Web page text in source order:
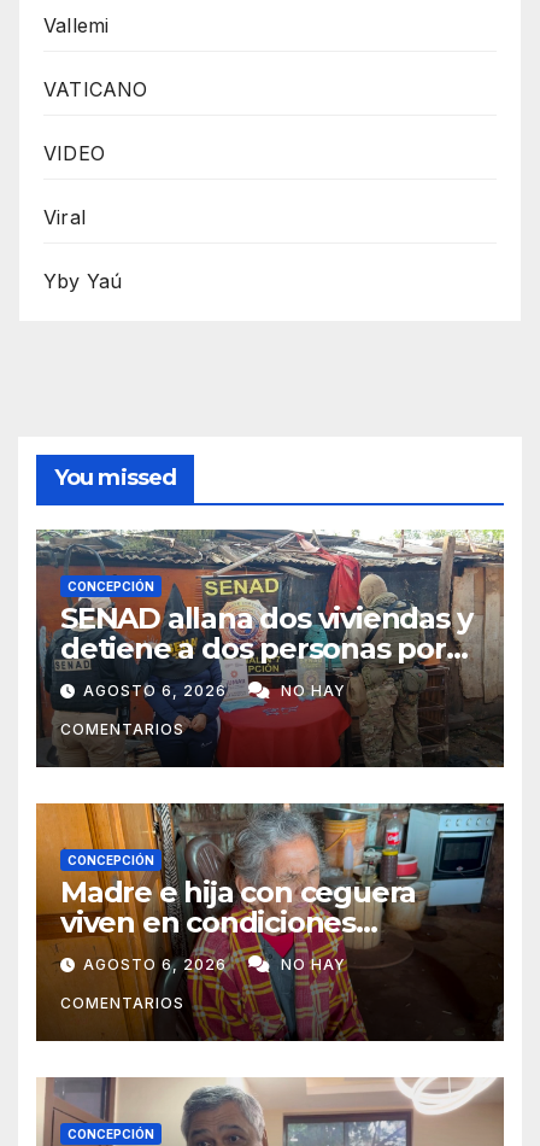
Vallemi
VATICANO
VIDEO
Viral
Yby Yaú
You missed
CONCEPCIÓN
SENAD allana dos viviendas y
detiene a dos personas por
presunto microtráfico en
Concepción
AGOSTO 6, 2026 NO HAY
COMENTARIOS
CONCEPCIÓN
Madre e hija con ceguera
viven en condiciones
precarias y vecinos impulsan
campaña solidaria para
ayudarlas
AGOSTO 6, 2026 NO HAY
COMENTARIOS
CONCEPCIÓN